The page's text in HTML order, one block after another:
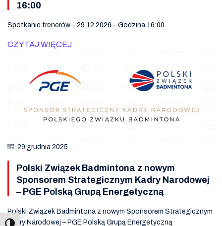
16:00
Spotkanie trenerów – 29.12.2026 – Godzina 16:00
CZYTAJ WIĘCEJ
29 grudnia 2025
Polski Związek Badmintona z nowym
Sponsorem Strategicznym Kadry Narodowej
– PGE Polską Grupą Energetyczną
Polski Związek Badmintona z nowym Sponsorem Strategicznym
Kadry Narodowej – PGE Polską Grupą Energetyczną